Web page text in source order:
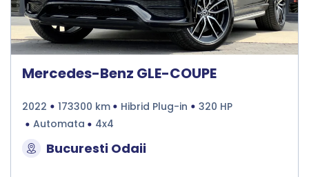
Mercedes-Benz GLE-COUPE
2022 173300 km Hibrid Plug-in
320 HP
Automata
4x4
Bucuresti Odaii